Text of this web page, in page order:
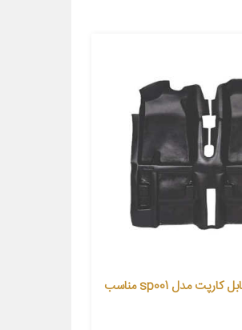
کفپوش خودرو بابل کارپت مدل sp001 مناسب